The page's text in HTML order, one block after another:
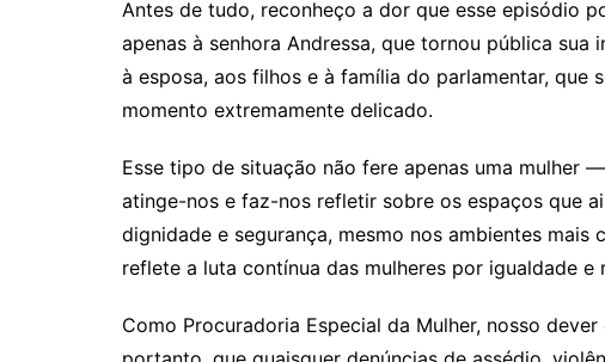
Antes de tudo, reconheço a dor que esse episódio
apenas à senhora Andressa, que tornou pública
à esposa, aos filhos e à família do parlamentar, que
momento extremamente delicado.
Esse tipo de situação não fere apenas uma mulher
atinge-nos e faz-nos refletir sobre os espaços que
dignidade e segurança, mesmo nos ambientes mais
reflete a luta contínua das mulheres por igualdade
Como Procuradoria Especial da Mulher, nosso